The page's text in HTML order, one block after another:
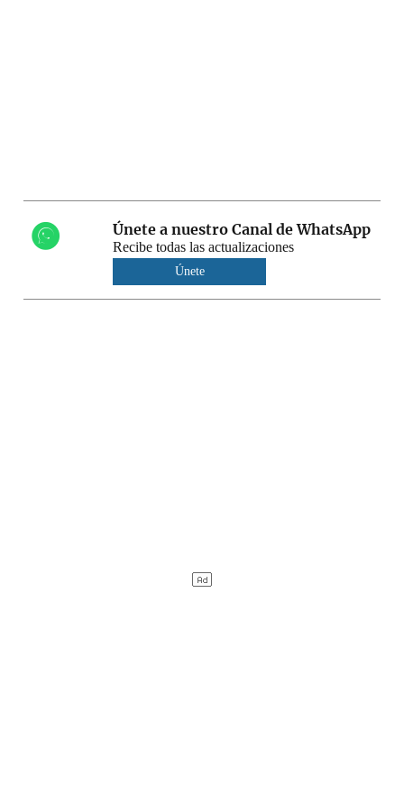
Únete a nuestro Canal de WhatsApp
Recibe todas las actualizaciones
Únete